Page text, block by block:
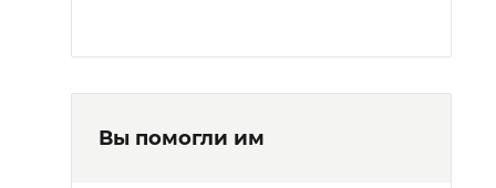
Вы помогли им